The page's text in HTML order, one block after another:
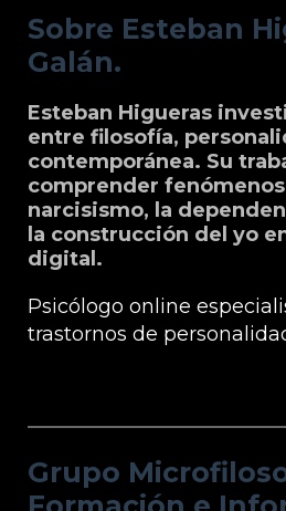
Sobre Esteban
Galán.
Esteban Higueras
entre filosofía,
contemporánea. Su
comprender fenómenos
narcisismo, la
la construcción del yo
digital.
Psicólogo online
trastornos de
Grupo